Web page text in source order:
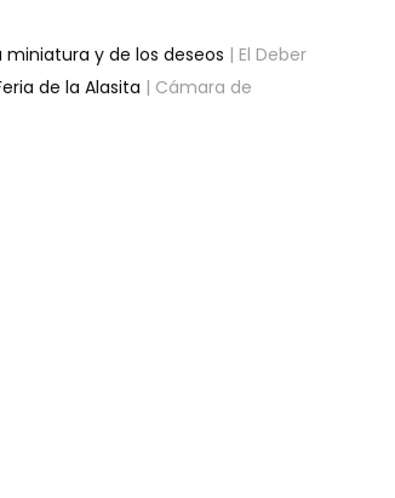
miniatura y de los deseos | El Deber
de la Alasita | Cámara de